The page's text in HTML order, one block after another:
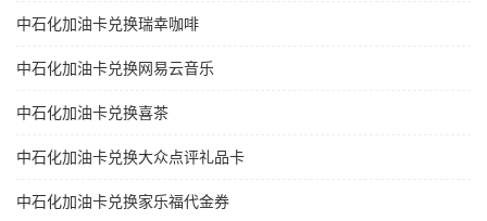
中石化加油卡兑换瑞幸咖啡
中石化加油卡兑换网易云音乐
中石化加油卡兑换喜茶
中石化加油卡兑换大众点评礼品卡
中石化加油卡兑换家乐福代金券